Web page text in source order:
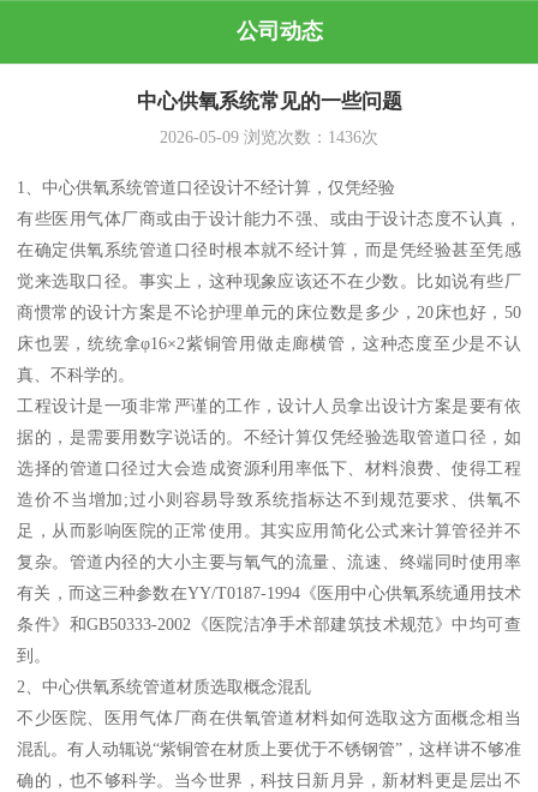
公司动态
中心供氧系统常见的一些问题
2026-05-09 浏览次数： 1436次
1、中心供氧系统管道口径设计不经计算，仅凭经验
有些医用气体厂商或由于设计能力不强、或由于设计态度不认真，
在确定供氧系统管道口径时根本就不经计算，而是凭经验甚至凭感
觉来选取口径。事实上，这种现象应该还不在少数。比如说有些厂
商惯常的设计方案是不论护理单元的床位数是多少，20床也好，50
床也罢，统统拿φ16×2紫铜管用做走廊横管，这种态度至少是不认
真、不科学的。
工程设计是一项非常严谨的工作，设计人员拿出设计方案是要有依
据的，是需要用数字说话的。不经计算仅凭经验选取管道口径，如
选择的管道口径过大会造成资源利用率低下、材料浪费、使得工程
造价不当增加;过小则容易导致系统指标达不到规范要求、供氧不
足，从而影响医院的正常使用。其实应用简化公式来计算管径并不
复杂。管道内径的大小主要与氧气的流量、流速、终端同时使用率
有关，而这三种参数在YY/T0187-1994《医用中心供氧系统通用技术
条件》和GB50333-2002《医院洁净手术部建筑技术规范》中均可查
到。
2、中心供氧系统管道材质选取概念混乱
不少医院、医用气体厂商在供氧管道材料如何选取这方面概念相当
混乱。有人动辄说“紫铜管在材质上要优于不锈钢管”，这样讲不够准
确的，也不够科学。当今世界，科技日新月异，新材料更是层出不